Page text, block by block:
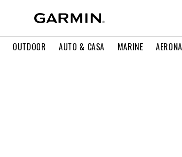
OUTDOOR AUTO & CASA MARINE